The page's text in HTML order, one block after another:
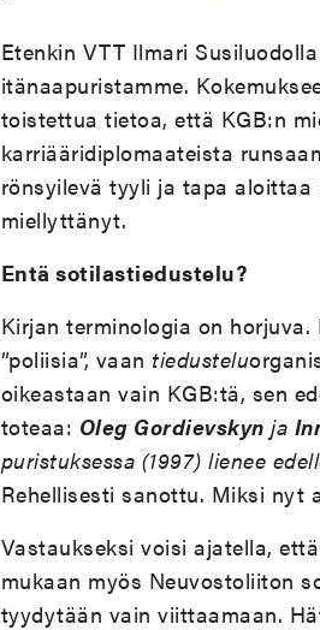
Etenkin VTT Ilmari
itänaapuristamme.
toistettua tietoa, että KGB:n
karriääridiplomaateista
rönsyilevä tyyli ja tapa
miellyttänyt.
Entä sotilastiedustelu?
Kirjan terminologia on
”poliisia”, vaan tiedustelu
oikeastaan vain KGB:tä, sen
toteaa: Oleg Gordievskyn ja
puristuksessa (1997) lienee
Rehellisesti sanottu. Miksi nyt
Vastaukseksi voisi ajatella,
mukaan myös Neuvostoliiton
tyydytään vain viittaamaan.